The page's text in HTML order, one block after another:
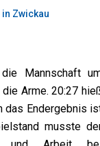
Zwickau
Mannschaft
Arme. 20:27
das Endergebnis
musste